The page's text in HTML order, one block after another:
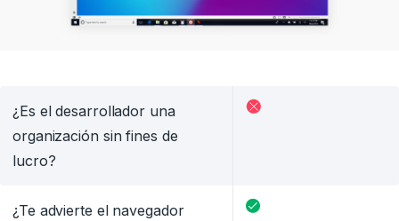
¿Es el desarrollador una
organización sin fines de
lucro?
¿Te advierte el navegador